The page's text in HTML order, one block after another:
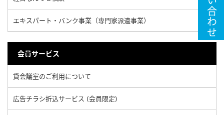
エキスパート・バンク事業（専門家派遣事業）
会員サービス
貸会議室のご利用について
広告チラシ折込サービス (会員限定)